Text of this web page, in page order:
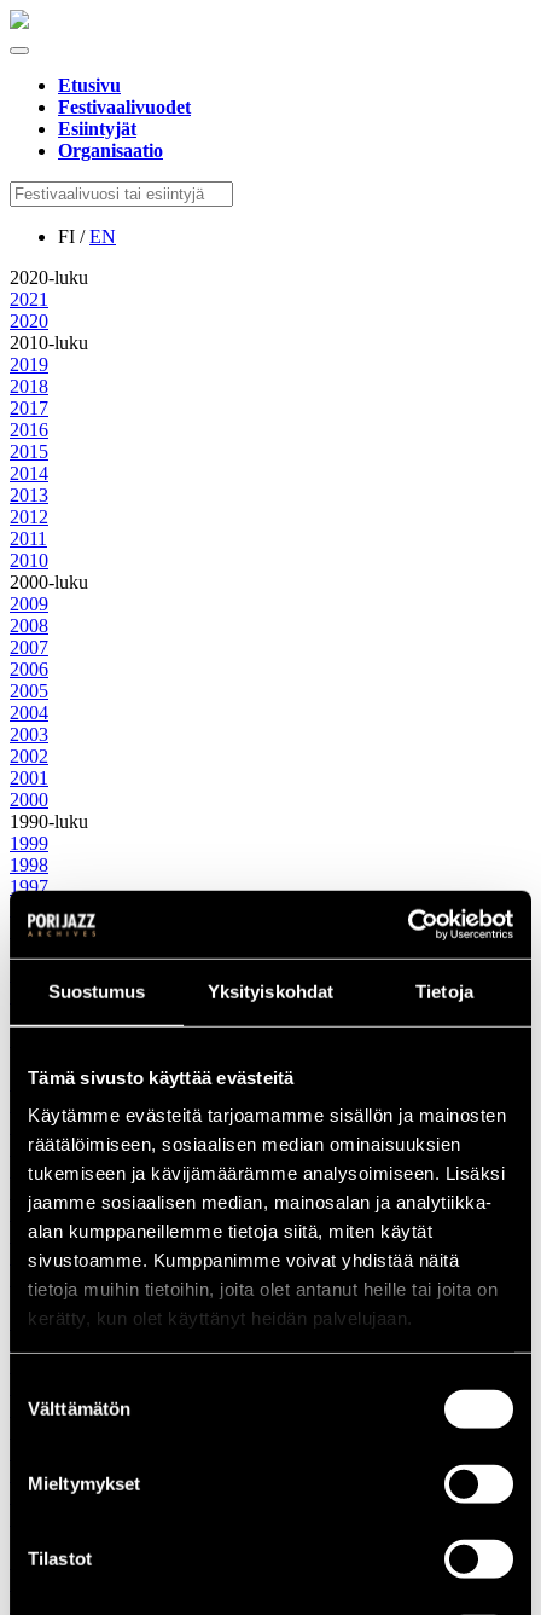
Suostumus Yksityiskohdat Tietoja
Tämä sivusto käyttää evästeitä
Käytämme evästeitä tarjoamamme sisällön ja mainosten
räätälöimiseen, sosiaalisen median ominaisuuksien
tukemiseen ja kävijämäärämme analysoimiseen. Lisäksi
jaamme sosiaalisen median, mainosalan ja analytiikka-
alan kumppaneillemme tietoja siitä, miten käytät
sivustoamme. Kumppanimme voivat yhdistää näitä
tietoja muihin tietoihin, joita olet antanut heille tai joita on
kerätty, kun olet käyttänyt heidän palvelujaan.
valinta
Välttämätön
Mieltymykset
Tilastot
Etusivu
Festivaalivuodet
Esiintyjät
Organisaatio
FI /EN
2020-luku
2021
2020
2010-luku
2019
2018
2017
2016
2015
2014
2013
2012
2011
2010
2000-luku
2009
2008
2007
2006
2005
2004
2003
2002
2001
2000
1990-luku
1999
1998
1997
1996
1995
1989
1988
1987
1986
1985
1984
1983
1982
1981
1980
1970-luku
1979
1975
1972
1971
1969